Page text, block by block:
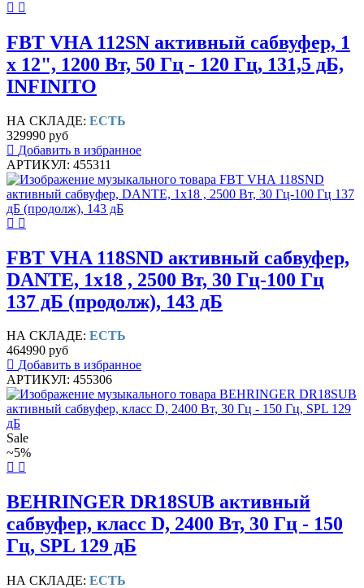
FBT VHA 112SN активный сабвуфер, 1
х 12", 1200 Вт, 50 Гц - 120 Гц, 131,5 дБ,
INFINITO
НА СКЛАДЕ: ЕСТЬ
329990 руб
Добавить в избранное
АРТИКУЛ: 455311
FBT VHA 118SND активный сабвуфер,
DANTE, 1х18 , 2500 Вт, 30 Гц-100 Гц
137 дБ (продолж), 143 дБ
НА СКЛАДЕ: ЕСТЬ
464990 руб
Добавить в избранное
АРТИКУЛ: 455306
Sale
~5%
BEHRINGER DR18SUB активный
сабвуфер, класс D, 2400 Вт, 30 Гц - 150
Гц, SPL 129 дБ
НА СКЛАДЕ: ЕСТЬ